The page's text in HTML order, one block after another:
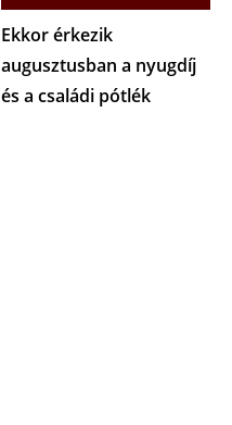
Ekkor érkezik
augusztusban a nyugdíj
és a családi pótlék